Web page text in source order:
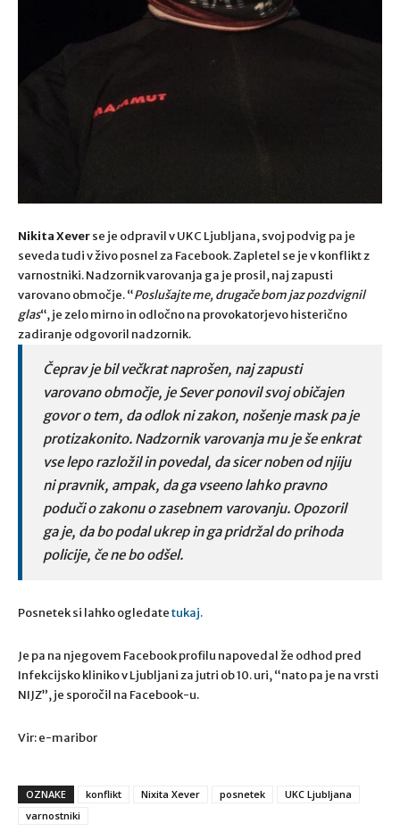
Nikita Xeverse je odpravil v UKC Ljubljana, svoj podvig pa je
seveda tudi v živo posnel za Facebook. Zapletel se je v konflikt z
varnostniki. Nadzornik varovanja ga je prosil, naj zapusti
varovano območje. “Poslušajte me, drugače bom jaz pozdvignil
glas“, je zelo mirno in odločno na provokatorjevo histerično
zadiranje odgovoril nadzornik.
Čeprav je bil večkrat naprošen, naj zapusti
varovano območje, je Sever ponovil svoj običajen
govor o tem, da odlok ni zakon, nošenje mask pa je
protizakonito. Nadzornik varovanja mu je še enkrat
vse lepo razložil in povedal, da sicer noben od njiju
ni pravnik, ampak, da ga vseeno lahko pravno
poduči o zakonu o zasebnem varovanju. Opozoril
ga je, da bo podal ukrep in ga pridržal do prihoda
policije, če ne bo odšel.
Posnetek si lahko ogledatetukaj.
Je pa na njegovem Facebook profilu napovedal že odhod pred
Infekcijsko kliniko v Ljubljani za jutri ob 10. uri, “nato pa je na vrsti
NIJZ”, je sporočil na Facebook-u.
Vir: e-maribor
OZNAKE konflikt Nixita Xever posnetek
UKC Ljubljana
varnostniki